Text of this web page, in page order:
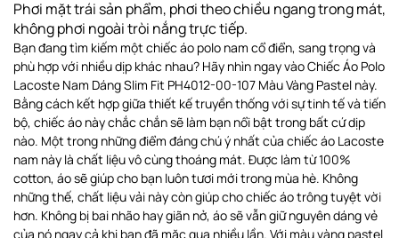
Phơi mặt trái sản phẩm, phơi theo chiều ngangtrong mát,
không phơi ngoài tròi nắng trực tiếp.
Bạn đang tìm kiếm một chiếc áo polo nam cổ điển, sang trọng và
phù hợp với nhiều dịp khác nhau? Hãy nhìn ngay vào Chiếc Áo Polo
Lacoste Nam Dáng Slim Fit PH4012-00-107 Màu Vàng Pastel này.
Bằng cách kết hợp giữa thiết kế truyền thống với sự tinh tế và tiến
bộ, chiếc áo này chắc chắn sẽ làm bạn nổi bật trong bất cứ dịp
nào. Một trong những điểm đáng chú ý nhất của chiếc áo Lacoste
nam này là chất liệu vô cùng thoáng mát. Được làm từ 100%
cotton, áo sẽ giúp cho bạn luôn tươi mới trong mùa hè. Không
những thế, chất liệu vải này còn giúp cho chiếc áo trông tuyệt vời
hơn. Không bị bai nhão hay giãn nở, áo sẽ vẫn giữ nguyên dáng vẻ
của nó ngay cả khi bạn đã mặc qua nhiều lần. Với màu vàng pastel